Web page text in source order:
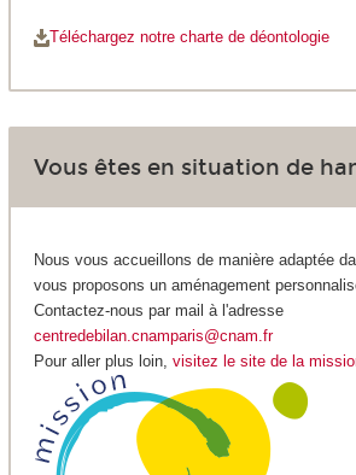
Téléchargez notre charte de déontologie
Vous êtes en situation de
Nous vous accueillons de manière adaptée
vous proposons un aménagement
Contactez-nous par mail à l'adresse
centredebilan.cnamparis@cnam.fr
Pour aller plus loin, visitez le site de la